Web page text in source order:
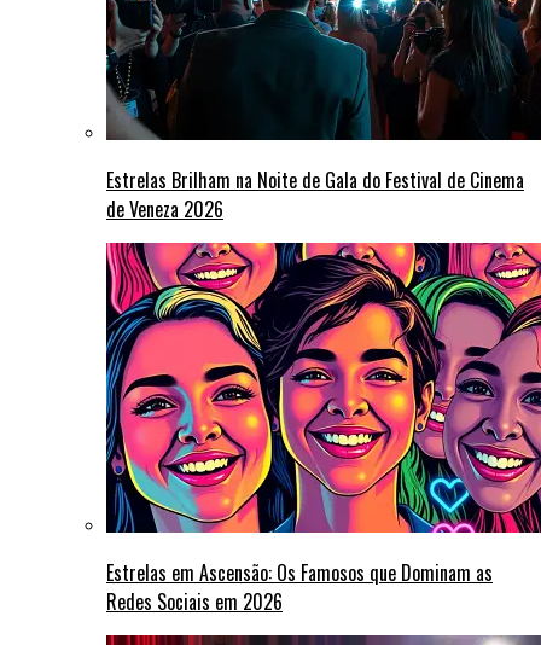
Estrelas Brilham na Noite de Gala do Festival de Cinema
de Veneza 2026
Estrelas em Ascensão: Os Famosos que Dominam as
Redes Sociais em 2026